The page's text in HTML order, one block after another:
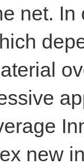
net.
new